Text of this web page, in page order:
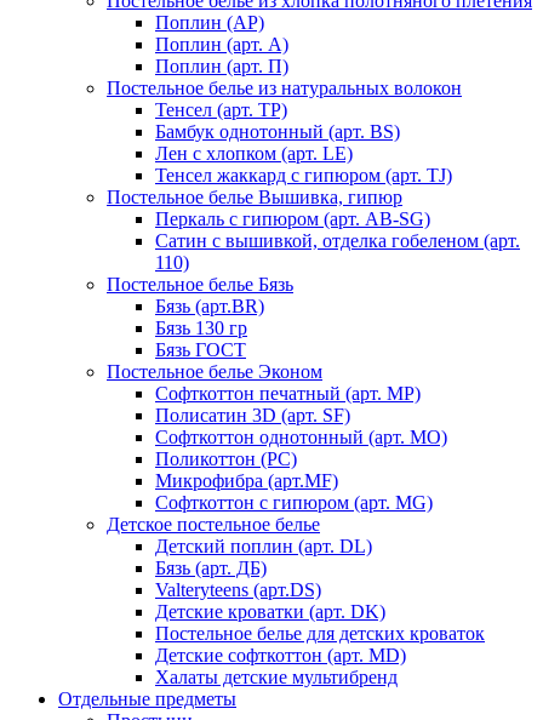
Поплин (AP)
Поплин (арт. А)
Поплин (арт. П)
Постельное белье из натуральных волокон
Тенсел (арт. ТР)
Бамбук однотонный (арт. BS)
Лен с хлопком (арт. LE)
Тенсел жаккард с гипюром (арт. TJ)
Постельное белье Вышивка, гипюр
Перкаль с гипюром (арт. AB-SG)
Сатин с вышивкой, отделка гобеленом (арт.
110)
Постельное белье Бязь
Бязь (арт.BR)
Бязь 130 гр
Бязь ГОСТ
Постельное белье Эконом
Софткоттон печатный (арт. MР)
Полисатин 3D (арт. SF)
Софткоттон однотонный (арт. MO)
Поликоттон (PC)
Микрофибра (арт.MF)
Софткоттон с гипюром (арт. MG)
Детское постельное белье
Детский поплин (арт. DL)
Бязь (арт. ДБ)
Valteryteens (арт.DS)
Детские кроватки (арт. DK)
Постельное белье для детских кроваток
Детские софткоттон (арт. MD)
Халаты детские мультибренд
Отдельные предметы